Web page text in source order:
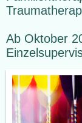
Ab Oktober